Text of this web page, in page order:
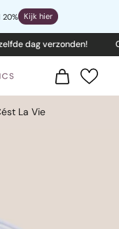
20% Kijk hier
dag verzonden!
La Vie